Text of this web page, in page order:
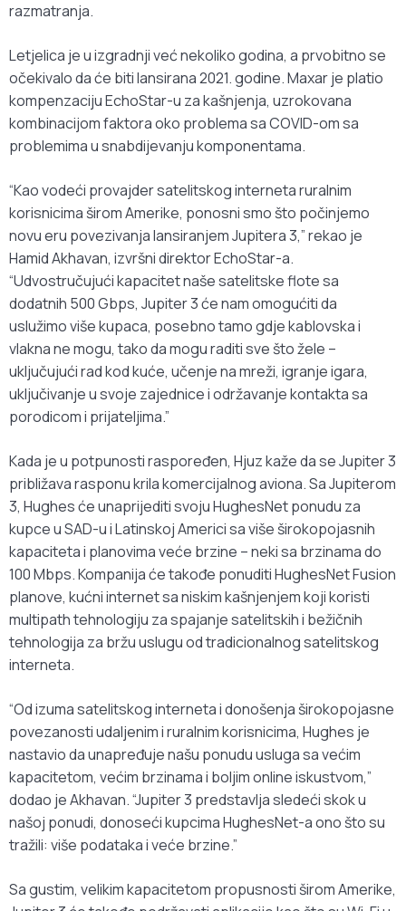
razmatranja.
Letjelica je u izgradnji već nekoliko godina, a prvobitno se
očekivalo da će biti lansirana 2021. godine. Maxar je platio
kompenzaciju EchoStar-u za kašnjenja, uzrokovana
kombinacijom faktora oko problema sa COVID-om sa
problemima u snabdijevanju komponentama.
“Kao vodeći provajder satelitskog interneta ruralnim
korisnicima širom Amerike, ponosni smo što počinjemo
novu eru povezivanja lansiranjem Jupitera 3,” rekao je
Hamid Akhavan, izvršni direktor EchoStar-a.
“Udvostručujući kapacitet naše satelitske flote sa
dodatnih 500 Gbps, Jupiter 3 će nam omogućiti da
uslužimo više kupaca, posebno tamo gdje kablovska i
vlakna ne mogu, tako da mogu raditi sve što žele –
uključujući rad kod kuće, učenje na mreži, igranje igara,
uključivanje u svoje zajednice i održavanje kontakta sa
porodicom i prijateljima.”
Kada je u potpunosti raspoređen, Hjuz kaže da se Jupiter 3
približava rasponu krila komercijalnog aviona. Sa Jupiterom
3, Hughes će unaprijediti svoju HughesNet ponudu za
kupce u SAD-u i Latinskoj Americi sa više širokopojasnih
kapaciteta i planovima veće brzine – neki sa brzinama do
100 Mbps. Kompanija će takođe ponuditi HughesNet Fusion
planove, kućni internet sa niskim kašnjenjem koji koristi
multipath tehnologiju za spajanje satelitskih i bežičnih
tehnologija za bržu uslugu od tradicionalnog satelitskog
interneta.
“Od izuma satelitskog interneta i donošenja širokopojasne
povezanosti udaljenim i ruralnim korisnicima, Hughes je
nastavio da unapređuje našu ponudu usluga sa većim
kapacitetom, većim brzinama i boljim online iskustvom,”
dodao je Akhavan. “Jupiter 3 predstavlja sledeći skok u
našoj ponudi, donoseći kupcima HughesNet-a ono što su
tražili: više podataka i veće brzine.”
Sa gustim, velikim kapacitetom propusnosti širom Amerike,